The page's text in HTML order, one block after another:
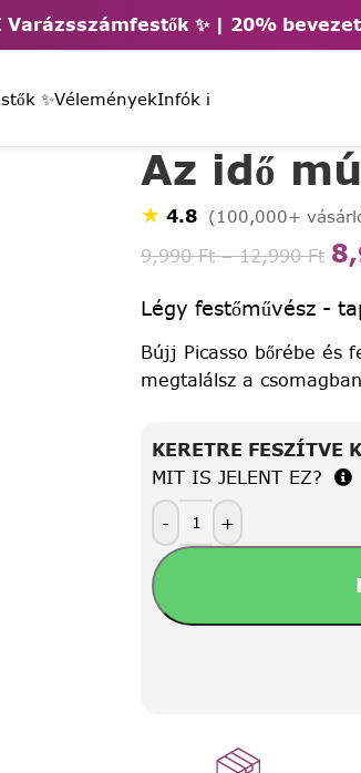
✨ | 20%
✨VéleményekInfók ℹ️
Az idő
★ 4.8 (100,000+
9,990Ft – 12,990Ft
Légy festőművész -
Bújj Picasso bőrébe és
megtalálsz a
KERETRE FESZÍTVE
MIT IS JELENT EZ?
-
+